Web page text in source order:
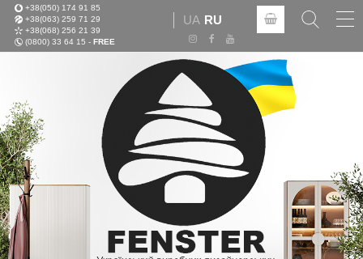
+38(050) 174 91 85
+38(063) 259 71 29
+38(068) 256 21 39
(0800) 33 64 15 - FREE
UA RU